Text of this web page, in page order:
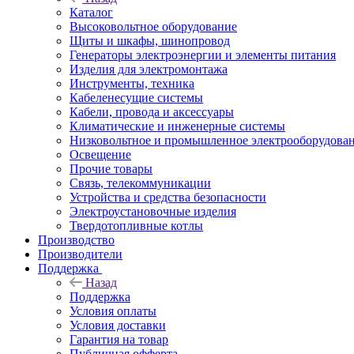
Каталог
Высоковольтное оборудование
Щиты и шкафы, шинопровод
Генераторы электроэнергии и элементы питания
Изделия для электромонтажа
Инструменты, техника
Кабеленесущие системы
Кабели, провода и аксессуары
Климатические и инженерные системы
Низковольтное и промышленное
Освещение
Прочие товары
Связь, телекоммуникации
Устройства и средства безопасности
Электроустановочные изделия
Твердотопливные котлы
Производство
Производители
Поддержка
Назад
Поддержка
Условия оплаты
Условия доставки
Гарантия на товар